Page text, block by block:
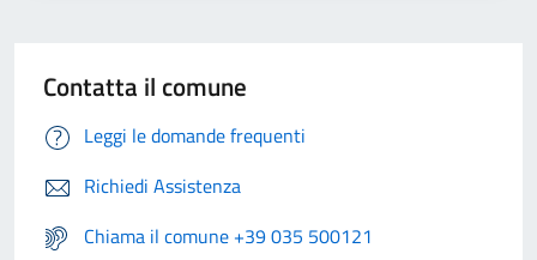
Contatta il comune
Leggi le domande frequenti
Richiedi Assistenza
Chiama il comune +39 035 500121